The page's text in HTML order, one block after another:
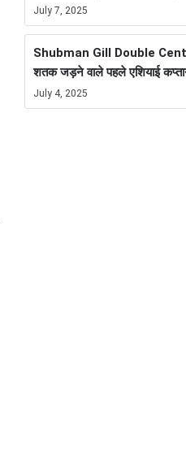
July 7, 2025
Shubman Gill Double
शतक जड़ने वाले पहले एशियाई
July 4, 2025